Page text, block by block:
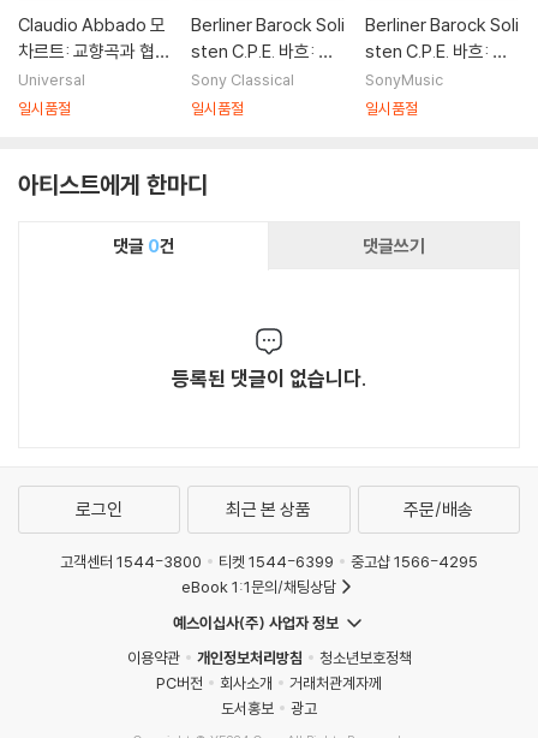
Claudio Abbado 모
차르트: 교향곡과 협주
곡 (Mozart: Symph
ony and Conceto)
Universal
일시품절
Berliner Barock Soli
sten C.P.E. 바흐: 협
주곡, 교향곡 - 베를린
바로크 솔리스텐 (C.P.
Sony Classical
일시품절
Berliner Barock Soli
sten C.P.E. 바흐: 협
주곡, 교향곡 - 베를린
바로크 솔리스텐 (C.P.
SonyMusic
일시품절
아티스트에게 한마디
댓글 0건 댓글쓰기
등록된 댓글이 없습니다.
로그인 최근 본 상품 주문/배송
고객센터 1544-3800 티켓 1544-6399
중고샵 1566-4295
eBook 1:1문의/채팅상담
예스이십사(주) 사업자 정보
이용약관
개인정보처리방침
청소년보호정책
PC버전
회사소개
거래처관계자께
도서홍보
광고